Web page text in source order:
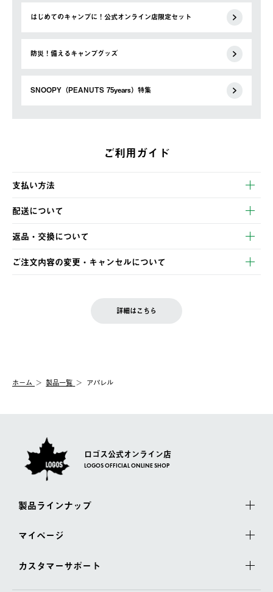
はじめてのキャンプに！公式オンライン店限定セット
防災！備えるキャンプグッズ
SNOOPY（PEANUTS 75years）特集
ご利用ガイド
支払い方法
以下のいずれかの方法でお支払いいただけます。
・クレジットカード決済
・コンビニ決済
・Pay-easy決済
配送について
【発送スケジュール】
ご注文・ご入金完了より2営業日以内に商品を発送いたします。
土日祝の発送はございませんので、木曜日以降のご注文は週明け
の発送となる場合がございます。
【配送業者】
佐川急便にて配送されます。
返品・交換について
※お客様都合の場合
お客様都合の返品にかかる送料は、お客様ご負担とさせていただ
む）は受け付けておりません。
一度お手元の商品を返品いただき、ご希望商品を再注文してくだ
ご注文内容の変更・キャンセルについて
LOGOS FAMILY会員の方は、会員マイページ内 購入履歴画面に
詳細はこちら
ホーム 製品一覧 アパレル
ロゴス公式オンライン店
LOGOS OFFICIAL ONLINE SHOP
製品ラインナップ
マイページ
カスタマーサポート